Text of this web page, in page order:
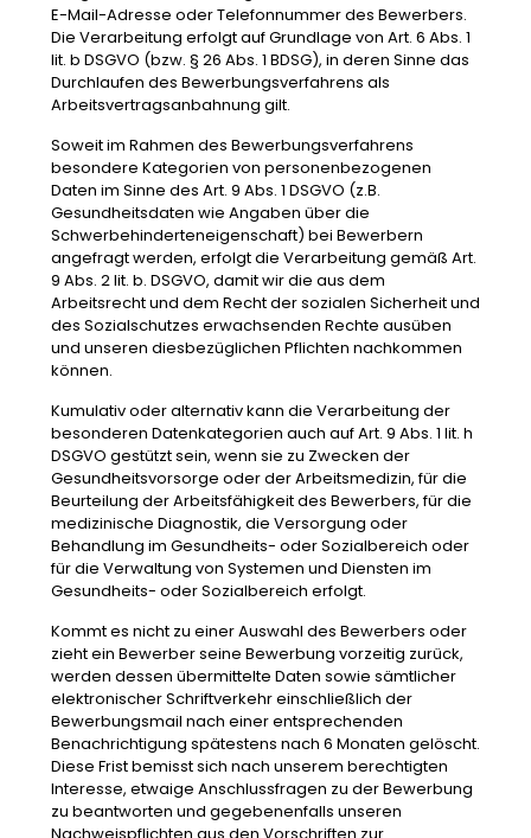
E-Mail-Adresse oder Telefonnummer des Bewerbers.
Die Verarbeitung erfolgt auf Grundlage von Art. 6 Abs. 1
lit. b DSGVO (bzw. § 26 Abs. 1 BDSG), in deren Sinne das
Durchlaufen des Bewerbungsverfahrens als
Arbeitsvertragsanbahnung gilt.
Soweit im Rahmen des Bewerbungsverfahrens
besondere Kategorien von personenbezogenen
Daten im Sinne des Art. 9 Abs. 1 DSGVO (z.B.
Gesundheitsdaten wie Angaben über die
Schwerbehinderteneigenschaft) bei Bewerbern
angefragt werden, erfolgt die Verarbeitung gemäß Art.
9 Abs. 2 lit. b. DSGVO, damit wir die aus dem
Arbeitsrecht und dem Recht der sozialen Sicherheit und
des Sozialschutzes erwachsenden Rechte ausüben
und unseren diesbezüglichen Pflichten nachkommen
können.
Kumulativ oder alternativ kann die Verarbeitung der
besonderen Datenkategorien auch auf Art. 9 Abs. 1 lit. h
DSGVO gestützt sein, wenn sie zu Zwecken der
Gesundheitsvorsorge oder der Arbeitsmedizin, für die
Beurteilung der Arbeitsfähigkeit des Bewerbers, für die
medizinische Diagnostik, die Versorgung oder
Behandlung im Gesundheits- oder Sozialbereich oder
für die Verwaltung von Systemen und Diensten im
Gesundheits- oder Sozialbereich erfolgt.
Kommt es nicht zu einer Auswahl des Bewerbers oder
zieht ein Bewerber seine Bewerbung vorzeitig zurück,
werden dessen übermittelte Daten sowie sämtlicher
elektronischer Schriftverkehr einschließlich der
Bewerbungsmail nach einer entsprechenden
Benachrichtigung spätestens nach 6 Monaten gelöscht.
Diese Frist bemisst sich nach unserem berechtigten
Interesse, etwaige Anschlussfragen zu der Bewerbung
zu beantworten und gegebenenfalls unseren